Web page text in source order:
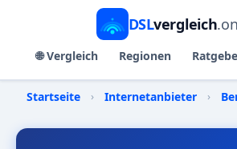
DSLvergleich
🌐 Vergleich Regionen
Startseite › Internetanbieter ›